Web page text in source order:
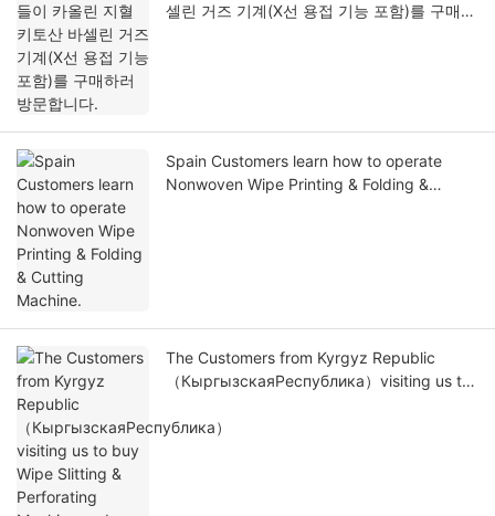
셀린 거즈 기계(X선 용접 기능 포함)를 구매하
Spain Customers learn how to operate
Nonwoven Wipe Printing & Folding &
The Customers from Kyrgyz Republic
（КыргызскаяРеспублика）visiting us to
and Disposable Towel Machine.